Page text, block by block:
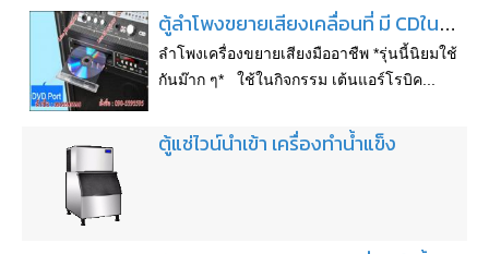
ตู้ลำโพงขยายเสียงเคลื่อนที่ มี CDในตัว สะดวกสบาย ใช้งานได้จริง
ลำโพงเครื่องขยายเสียงมืออาชืพ *รุ่นนี้นิยมใช้
กันม๊าก ๆ* ใช้ในกิจกรรม เต้นแอร์โรบิค...
ตู้แช่ไวน์นำเข้า เครื่องทำน้ำแข็ง